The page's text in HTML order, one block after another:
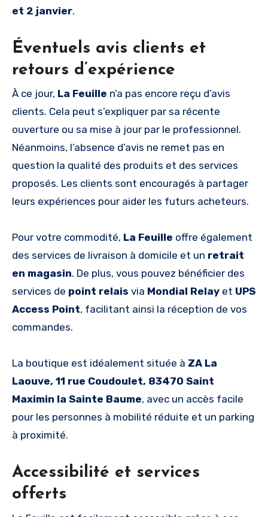
et 2 janvier.
Éventuels avis clients et
retours d’expérience
À ce jour, La Feuille n’a pas encore reçu d’avis
clients. Cela peut s’expliquer par sa récente
ouverture ou sa mise à jour par le professionnel.
Néanmoins, l’absence d’avis ne remet pas en
question la qualité des produits et des services
proposés. Les clients sont encouragés à partager
leurs expériences pour aider les futurs acheteurs.
Pour votre commodité, La Feuille offre également
des services de livraison à domicile et un retrait
en magasin. De plus, vous pouvez bénéficier des
services de point relais via Mondial Relay et UPS
Access Point, facilitant ainsi la réception de vos
commandes.
La boutique est idéalement située à ZA La
Laouve, 11 rue Coudoulet, 83470 Saint
Maximin la Sainte Baume, avec un accès facile
pour les personnes à mobilité réduite et un parking
à proximité.
Accessibilité et services
offerts